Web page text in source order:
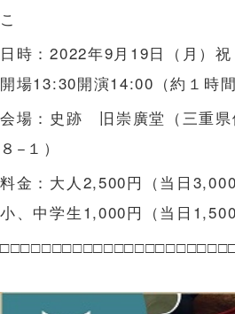
こ
日時：2022年9月19日（月）祝
開場13:30開演14:00（約１時間
会場：史跡 旧崇廣堂（三重県
８−１）
料金：大人2,500円（当日3,000
小、中学生1,000円（当日